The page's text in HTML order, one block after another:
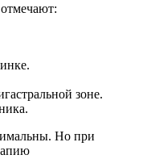
зоне.
Но при